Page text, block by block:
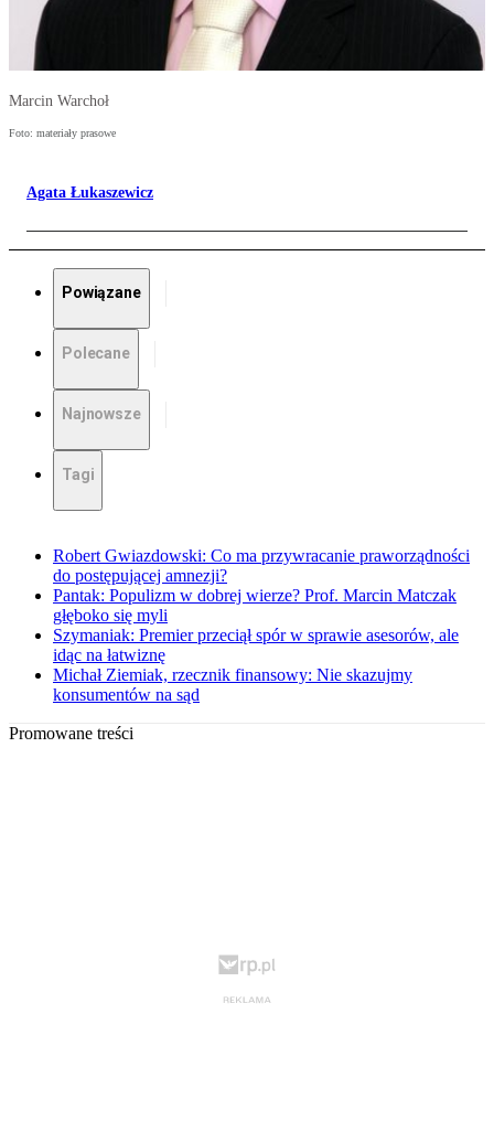
Marcin Warchoł
Foto: materiały prasowe
Agata Łukaszewicz
Powiązane
Polecane
Najnowsze
Tagi
Robert Gwiazdowski: Co ma przywracanie praworządności
do postępującej amnezji?
Pantak: Populizm w dobrej wierze? Prof. Marcin Matczak
głęboko się myli
Szymaniak: Premier przeciął spór w sprawie asesorów, ale
idąc na łatwiznę
Michał Ziemiak, rzecznik finansowy: Nie skazujmy
konsumentów na sąd
Promowane treści